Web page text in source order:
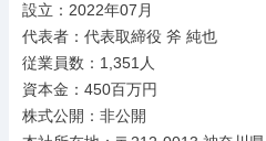
設立：2022年07月
代表者：代表取締役 斧 純也
従業員数：1,351人
資本金：450百万円
株式公開：非公開